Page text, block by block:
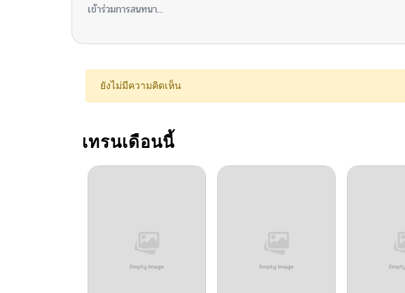
ตอนที่ 70
เข้าร่วมการสนทนา...
ยังไม่มีความคิดเห็น
เทรนเดือนนี้